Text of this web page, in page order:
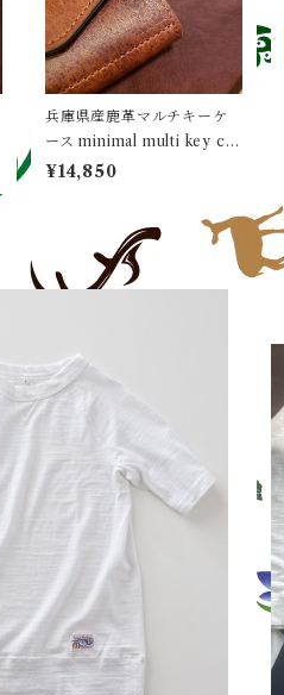
兵庫県産鹿革マルチキーケ
ース minimal multi key ca
se boga boga Loopline
¥14,850